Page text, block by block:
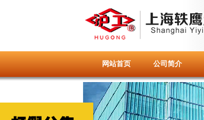
网站首页 公司简介